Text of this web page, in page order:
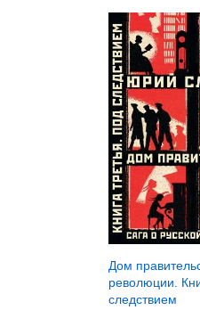
Дом
революции.
следствием